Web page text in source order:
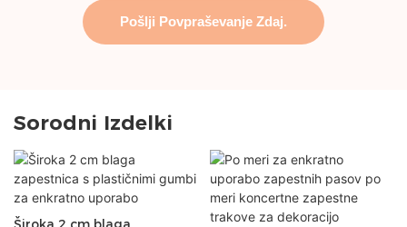
Pošlji Povpraševanje Zdaj.
Sorodni Izdelki